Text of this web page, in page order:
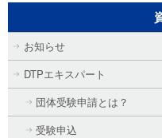
お知らせ
DTPエキスパート
団体受験申請とは？
受験申込